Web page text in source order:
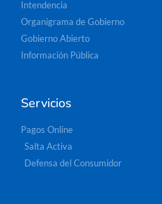
Intendencia
Organigrama de Gobierno
Gobierno Abierto
Información Pública
Servicios
Pagos Online
Salta Activa
Defensa del Consumidor